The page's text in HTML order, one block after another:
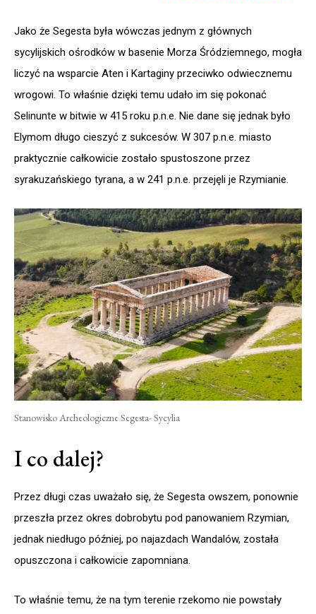
Jako że Segesta była wówczas jednym z głównych
sycylijskich ośrodków w basenie Morza Śródziemnego, mogła
liczyć na wsparcie Aten i Kartaginy przeciwko odwiecznemu
wrogowi. To właśnie dzięki temu udało im się pokonać
Selinunte w bitwie w 415 roku p.n.e. Nie dane się jednak było
Elymom długo cieszyć z sukcesów. W 307 p.n.e. miasto
praktycznie całkowicie zostało spustoszone przez
syrakuzańskiego tyrana, a w 241 p.n.e. przejęli je Rzymianie.
Stanowisko Archeologiczne Segesta- Sycylia
I co dalej?
Przez długi czas uważało się, że Segesta owszem, ponownie
przeszła przez okres dobrobytu pod panowaniem Rzymian,
jednak niedługo później, po najazdach Wandalów, została
opuszczona i całkowicie zapomniana.
To właśnie temu, że na tym terenie rzekomo nie powstały